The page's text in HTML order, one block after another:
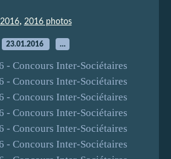
2016, 2016 photos
23.01.2016 …